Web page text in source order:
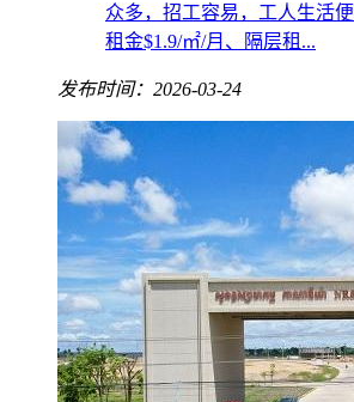
众多，招工容易，工人生活
租金$1.9/㎡/月、隔层租...
发布时间：2026-03-24